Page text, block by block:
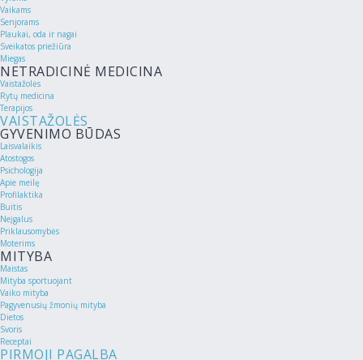
Vaikams
Senjorams
Plaukai, oda ir nagai
Sveikatos priežiūra
Miegas
NETRADICINĖ MEDICINA
Vaistažolės
Rytų medicina
Terapijos
VAISTAŽOLĖS
GYVENIMO BŪDAS
Laisvalaikis
Atostogos
Psichologija
Apie meilę
Profilaktika
Buitis
Neįgalus
Priklausomybės
Moterims
MITYBA
Maistas
Mityba sportuojant
Vaiko mityba
Pagyvenusių žmonių mityba
Dietos
Svoris
Receptai
PIRMOJI PAGALBA